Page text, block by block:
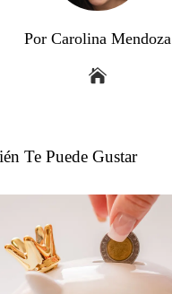
Por Carolina Mendoza
Te Puede Gustar